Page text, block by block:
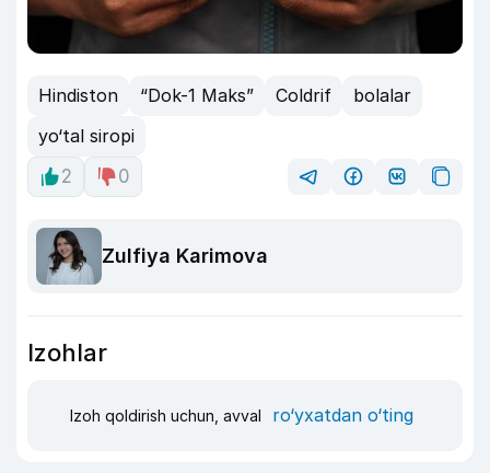
Hindiston “Dok-1 Maks” Coldrif
bolalar
yo‘tal siropi
2
0
Zulfiya Karimova
Izohlar
Izoh qoldirish uchun, avval ro‘yxatdan o‘ting